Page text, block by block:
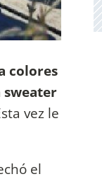
colores
sweater
vez le
el